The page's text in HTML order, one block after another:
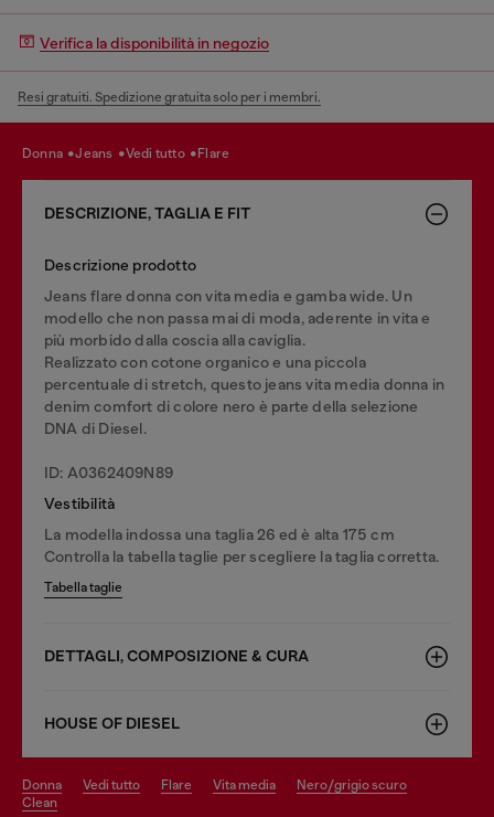
Verifica la disponibilità in negozio
Resi gratuiti. Spedizione gratuita solo per i membri.
donna jeans vedi tutto flare
DESCRIZIONE, TAGLIA E FIT
Descrizione prodotto
Jeans flare donna con vita media e gamba wide. Un
modello che non passa mai di moda, aderente in vita e
più morbido dalla coscia alla caviglia.
Realizzato con cotone organico e una piccola
percentuale di stretch, questo jeans vita media donna in
denim comfort di colore nero è parte della selezione
DNA di Diesel.
ID: A0362409N89
Vestibilità
La modella indossa una taglia 26 ed è alta 175 cm
Controlla la tabella taglie per scegliere la taglia corretta.
Tabella taglie
DETTAGLI, COMPOSIZIONE & CURA
HOUSE OF DIESEL
donna vedi tutto flare vita media
nero/grigio scuro
clean